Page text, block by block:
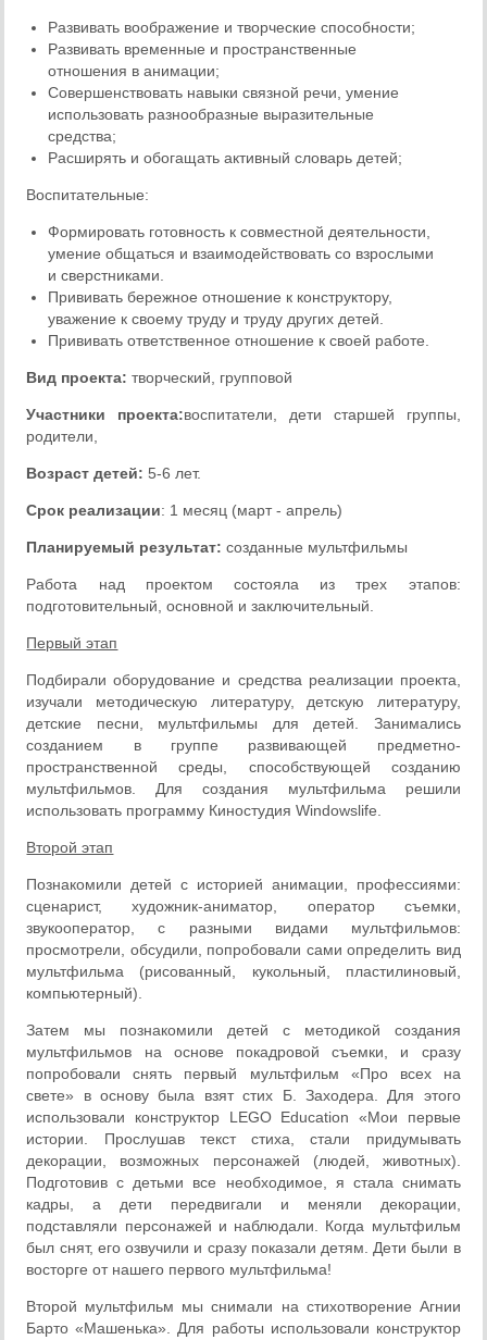
Развивать воображение и творческие способности;
Развивать временные и пространственные
отношения в анимации;
Совершенствовать навыки связной речи, умение
использовать разнообразные выразительные
средства;
Расширять и обогащать активный словарь детей;
Воспитательные:
Формировать готовность к совместной деятельности,
умение общаться и взаимодействовать со взрослыми
и сверстниками.
Прививать бережное отношение к конструктору,
уважение к своему труду и труду других детей.
Прививать ответственное отношение к своей работе.
Вид проекта: творческий, групповой
Участники проекта:воспитатели, дети старшей группы,
родители,
Возраст детей: 5-6 лет.
Срок реализации: 1 месяц (март - апрель)
Планируемый результат: созданные мультфильмы
Работа над проектом состояла из трех этапов:
подготовительный, основной и заключительный.
Первый этап
Подбирали оборудование и средства реализации проекта,
изучали методическую литературу, детскую литературу,
детские песни, мультфильмы для детей. Занимались
созданием в группе развивающей предметно-
пространственной среды, способствующей созданию
мультфильмов. Для создания мультфильма решили
использовать программу Киностудия Windowslife.
Второй этап
Познакомили детей с историей анимации, профессиями:
сценарист, художник-аниматор, оператор съемки,
звукооператор, с разными видами мультфильмов:
просмотрели, обсудили, попробовали сами определить вид
мультфильма (рисованный, кукольный, пластилиновый,
компьютерный).
Затем мы познакомили детей с методикой создания
мультфильмов на основе покадровой съемки, и сразу
попробовали снять первый мультфильм «Про всех на
свете» в основу была взят стих Б. Заходера. Для этого
использовали конструктор LEGO Education «Мои первые
истории. Прослушав текст стиха, стали придумывать
декорации, возможных персонажей (людей, животных).
Подготовив с детьми все необходимое, я стала снимать
кадры, а дети передвигали и меняли декорации,
подставляли персонажей и наблюдали. Когда мультфильм
был снят, его озвучили и сразу показали детям. Дети были в
восторге от нашего первого мультфильма!
Второй мультфильм мы снимали на стихотворение Агнии
Барто «Машенька». Для работы использовали конструктор